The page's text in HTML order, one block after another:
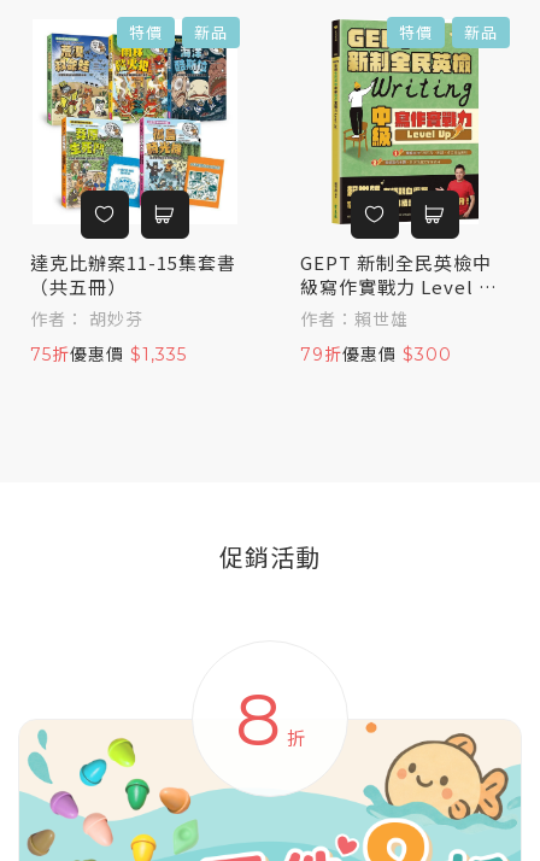
特價 新品
達克比辦案11-15集套書
（共五冊）
作者： 胡妙芬
75折優惠價 $1,335
特價 新品
GEPT 新制全民英檢中
級寫作實戰力 Level U
p！
作者：賴世雄
79折優惠價 $300
促銷活動
8 折